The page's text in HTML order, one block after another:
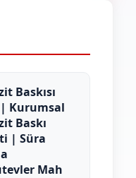
Baskısı
Kurumsal
Baskı
| Süra
Mah